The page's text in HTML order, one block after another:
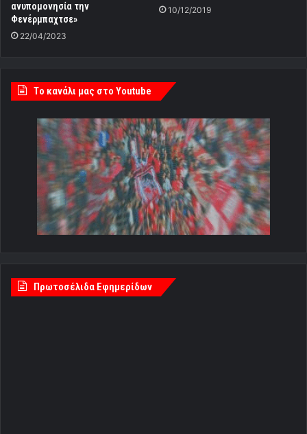
ανυπομονησία την
Φενέρμπαχτσε»
22/04/2023
10/12/2019
Tο κανάλι μας στο Youtube
Πρωτοσέλιδα Εφημερίδων